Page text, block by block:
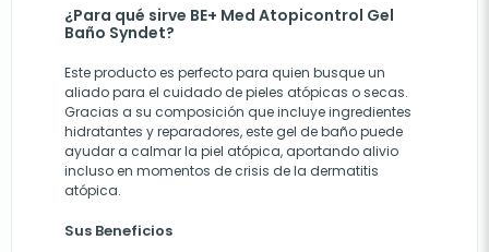
¿Para qué sirve BE+ Med Atopicontrol Gel
Baño Syndet?
Este producto es perfecto para quien busque un
aliado para el cuidado de pieles atópicas o secas.
Gracias a su composición que incluye ingredientes
hidratantes y reparadores, este gel de baño puede
ayudar a calmar la piel atópica, aportando alivio
incluso en momentos de crisis de la dermatitis
atópica.
Sus Beneficios